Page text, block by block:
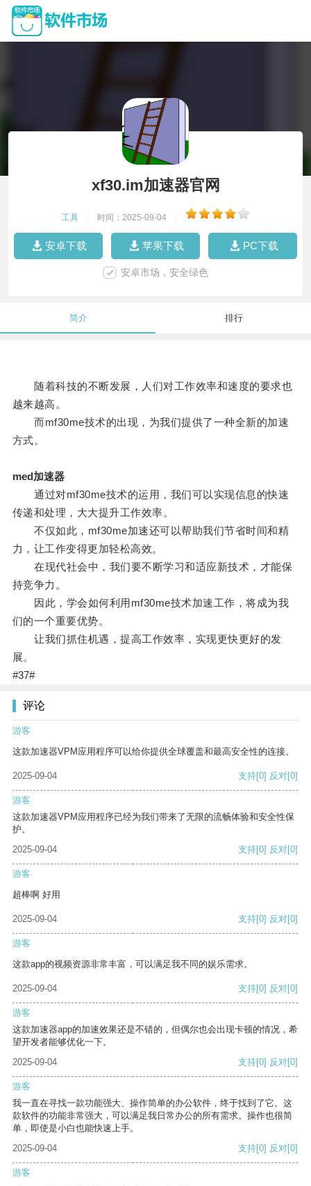
xf30.im加速器官网
工具 时间：2025-09-04
安卓下载 苹果下载 PC下载
安卓市场，安全绿色
简介 排行
随着科技的不断发展，人们对工作效率和速度的要求也
越来越高。
而mf30me技术的出现，为我们提供了一种全新的加速
方式。
med加速器
通过对mf30me技术的运用，我们可以实现信息的快速
传递和处理，大大提升工作效率。
不仅如此，mf30me加速还可以帮助我们节省时间和精
力，让工作变得更加轻松高效。
在现代社会中，我们要不断学习和适应新技术，才能保
持竞争力。
因此，学会如何利用mf30me技术加速工作，将成为我
们的一个重要优势。
让我们抓住机遇，提高工作效率，实现更快更好的发
展。
#37#
评论
游客
这款加速器VPM应用程序可以给你提供全球覆盖和最高安全性的连接。
2025-09-04 支持[0] 反对[0]
游客
这款加速器VPM应用程序已经为我们带来了无限的流畅体验和安全性保
护。
2025-09-04
支持[0] 反对[0]
游客
超棒啊 好用
2025-09-04 支持[0] 反对[0]
游客
这款app的视频资源非常丰富，可以满足我不同的娱乐需求。
2025-09-04 支持[0] 反对[0]
游客
这款加速器app的加速效果还是不错的，但偶尔也会出现卡顿的情况，希
望开发者能够优化一下。
2025-09-04
支持[0] 反对[0]
游客
我一直在寻找一款功能强大、操作简单的办公软件，终于找到了它。这
款软件的功能非常强大，可以满足我日常办公的所有需求。操作也很简
单，即使是小白也能快速上手。
2025-09-04
支持[0] 反对[0]
游客